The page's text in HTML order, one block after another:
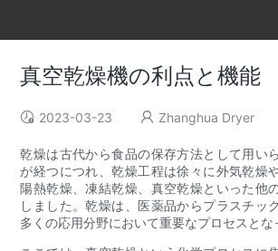
真空乾燥機の利点と機能
2023-03-23 Zhanghua Dryer
乾燥は古代から食品の保存方法として用い
が経つにつれ、乾燥工程は徐々に外気乾燥
陽熱乾燥、凍結乾燥、真空乾燥といった他
しました。乾燥は、医薬品からプラスチッ
多くの応用分野において重要なプロセスとな